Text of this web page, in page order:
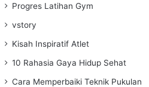
Progres Latihan Gym
vstory
Kisah Inspiratif Atlet
10 Rahasia Gaya Hidup Sehat
Cara Memperbaiki Teknik Pukulan